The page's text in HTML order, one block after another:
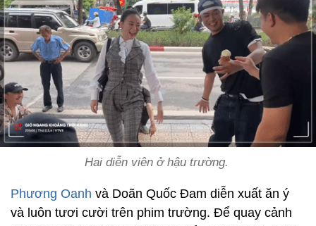
Hai diễn viên ở hậu trường.
Phương Oanh và Doãn Quốc Đam diễn xuất ăn ý
và luôn tươi cười trên phim trường. Để quay cảnh